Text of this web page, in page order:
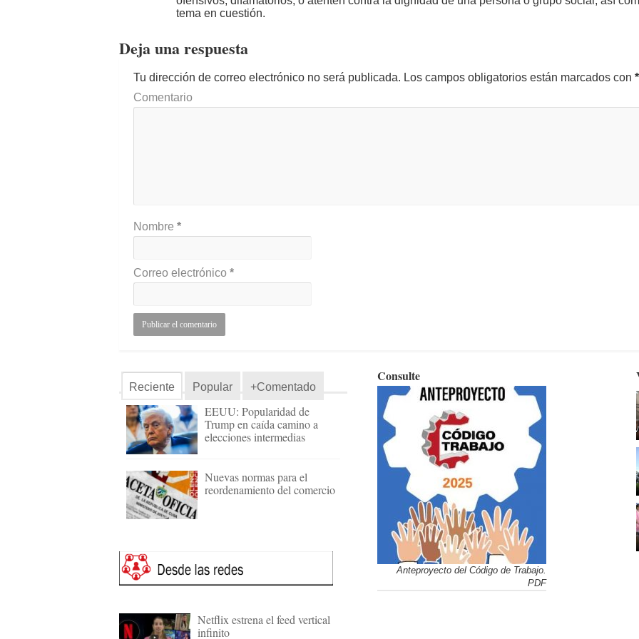
tema en cuestión.
Deja una respuesta
Tu dirección de correo electrónico no será publicada. Los campos obligatorios están marcados con *
Comentario
Nombre *
Correo electrónico *
Reciente Popular +Comentado
EEUU: Popularidad de
Trump en caída camino a
elecciones intermedias
Nuevas normas para el
reordenamiento del comercio
Netflix estrena el feed vertical
infinito
Consulte
Anteproyecto del Código de Trabajo.
PDF